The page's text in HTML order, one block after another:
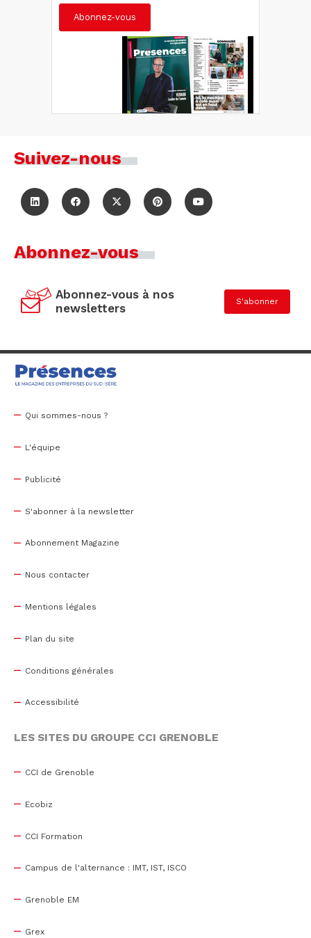
Abonnez-vous
Suivez-nous
Abonnez-vous
Abonnez-vous à nos
newsletters
S'abonner
Qui sommes-nous ?
L'équipe
Publicité
S'abonner à la newsletter
Abonnement Magazine
Nous contacter
Mentions légales
Plan du site
Conditions générales
Accessibilité
LES SITES DU GROUPE CCI GRENOBLE
CCI de Grenoble
Ecobiz
CCI Formation
Campus de l'alternance : IMT, IST, ISCO
Grenoble EM
Grex